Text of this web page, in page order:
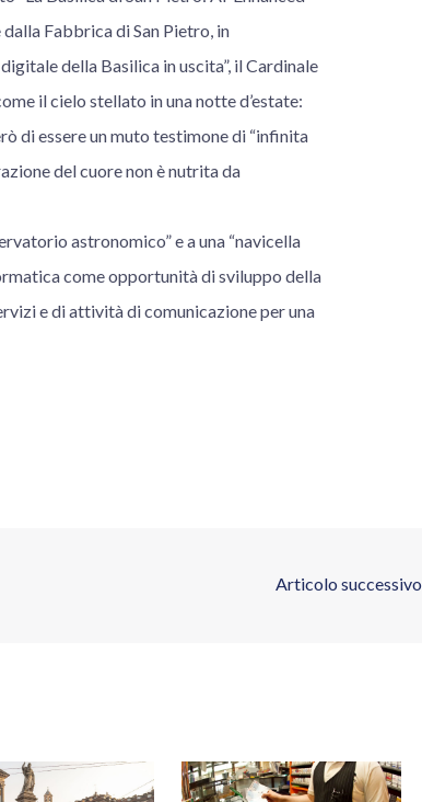
Fabbrica di San Pietro, in
della Basilica in uscita”, il Cardinale
il cielo stellato in una notte d’estate:
di essere un muto testimone di “infinita
del cuore non è nutrita da
astronomico” e a una “navicella
come opportunità di sviluppo della
e di attività di comunicazione per una
Articolo successivo